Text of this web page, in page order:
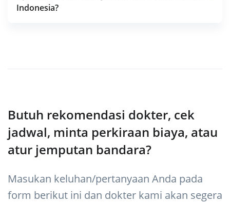
Indonesia?
Butuh rekomendasi dokter, cek
jadwal, minta perkiraan biaya, atau
atur jemputan bandara?
Masukan keluhan/pertanyaan Anda pada
form berikut ini dan dokter kami akan segera